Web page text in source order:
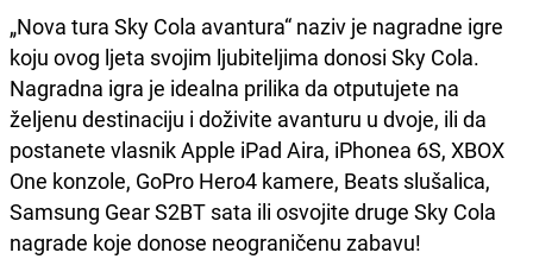
„Nova tura Sky Cola avantura“ naziv je nagradne igre
koju ovog ljeta svojim ljubiteljima donosi Sky Cola.
Nagradna igra je idealna prilika da otputujete na
željenu destinaciju i doživite avanturu u dvoje, ili da
postanete vlasnik Apple iPad Aira, iPhonea 6S, XBOX
One konzole, GoPro Hero4 kamere, Beats slušalica,
Samsung Gear S2BT sata ili osvojite druge Sky Cola
nagrade koje donose neograničenu zabavu!